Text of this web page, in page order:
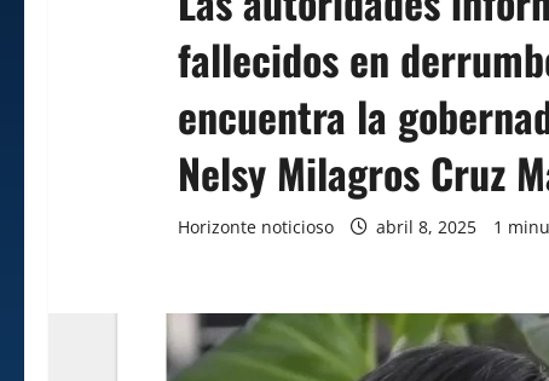
fallecidos en
encuentra la
Nelsy Milagros Cruz
Horizonte noticioso abril 8, 2025 1